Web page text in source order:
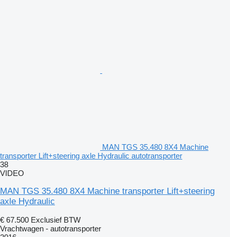
MAN TGS 35.480 8X4 Machine
transporter Lift+steering axle Hydraulic autotransporter
38
VIDEO
MAN TGS 35.480 8X4 Machine transporter Lift+steering
axle Hydraulic
€ 67.500 Exclusief BTW
Vrachtwagen - autotransporter